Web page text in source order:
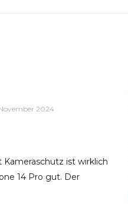
2024
ist wirklich
14 Pro gut. Der